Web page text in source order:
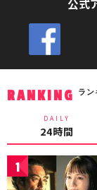
公式
RANKING ラン
DAILY
24時間
1